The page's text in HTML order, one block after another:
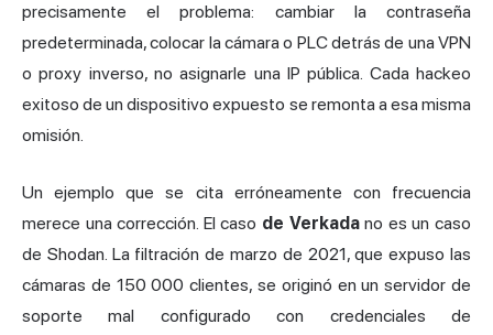
precisamente el problema: cambiar la contraseña
predeterminada, colocar la cámara o PLC detrás de una VPN
o proxy inverso, no asignarle una IP pública. Cada hackeo
exitoso de un dispositivo expuesto se remonta a esa misma
omisión.
Un ejemplo que se cita erróneamente con frecuencia
merece una corrección. El caso de Verkadano es un caso
de Shodan. La filtración de marzo de 2021, que expuso las
cámaras de 150 000 clientes, se originó en un servidor de
soporte mal configurado con credenciales de